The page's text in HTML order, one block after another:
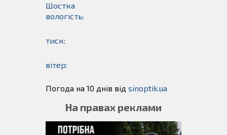
Шостка
вологість:
тиск:
вітер:
Погода на 10 днів від sinoptik.ua
На правах реклами